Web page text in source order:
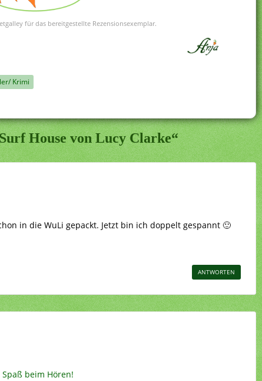
für das bereitgestellte Rezensionsexemplar.
Krimi
House von Lucy Clarke“
in die WuLi gepackt. Jetzt bin ich doppelt gespannt 🙂
ANTWORTEN
beim Hören!